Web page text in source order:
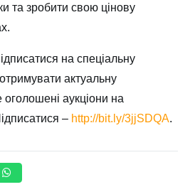
та зробити свою цінову
на спеціальну
актуальну
аукціони на
– http://bit.ly/3jjSDQA.